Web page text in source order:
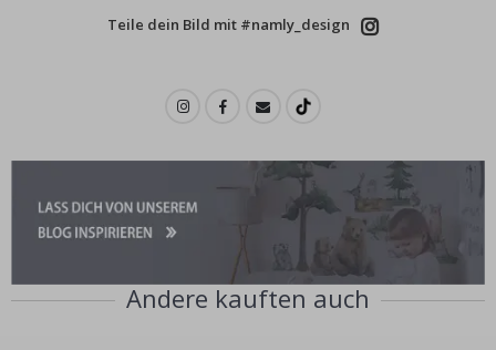
Teile dein Bild mit #namly_design
Andere kauften auch